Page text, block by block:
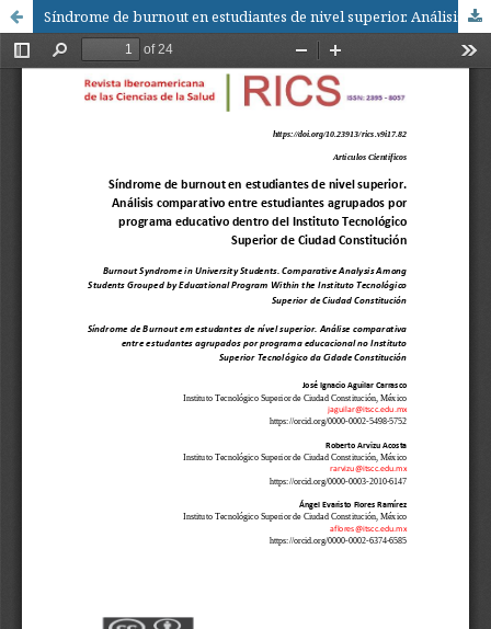
Síndrome de burnout en estudiantes de nivel superior. Análisis comparativo entre estudiantes agrupados por programa educativo dentro del Instituto Tecnológico Superior de Ciudad Constitución